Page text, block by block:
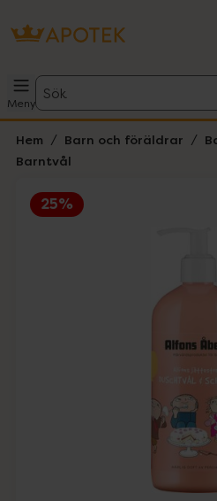
Meny
Sök
Hem Barn och föräldrar
Barntvål
25%